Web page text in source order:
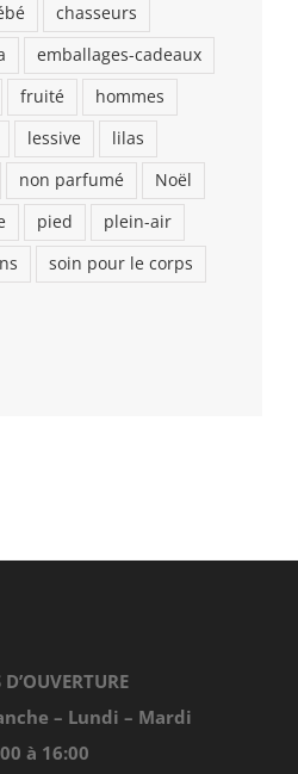
chasseurs
emballages-cadeaux
fruité
hommes
lessive
lilas
non parfumé
Noël
pied
plein-air
soin pour le corps
D’OUVERTURE
– Lundi – Mardi
à 16:00